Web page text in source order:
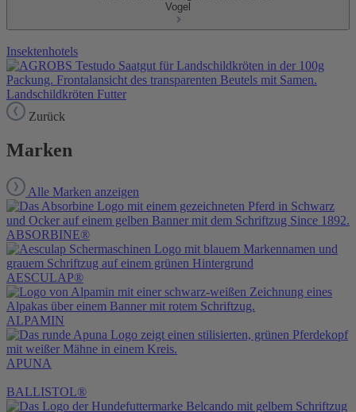
Vogel
Insektenhotels
Landschildkröten Futter
Zurück
Marken
Alle Marken anzeigen
ABSORBINE®
AESCULAP®
ALPAMIN
APUNA
BALLISTOL®